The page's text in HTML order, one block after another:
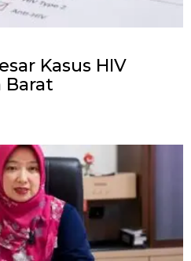
Kasus HIV
Barat